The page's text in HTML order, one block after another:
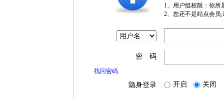
1、用户组权限：你所
2、您还不是站点会员
密 码
找回密码
隐身登录 开启 关闭